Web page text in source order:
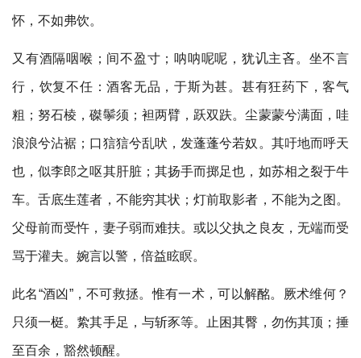
怀，不如弗饮。
又有酒隔咽喉；间不盈寸；呐呐呢呢，犹讥主吝。坐不言
行，饮复不任：酒客无品，于斯为甚。甚有狂药下，客气
粗；努石棱，磔鬡须；袒两臂，跃双趺。尘蒙蒙兮满面，哇
浪浪兮沾裾；口狺狺兮乱吠，发蓬蓬兮若奴。其吁地而呼天
也，似李郎之呕其肝脏；其扬手而掷足也，如苏相之裂于牛
车。舌底生莲者，不能穷其状；灯前取影者，不能为之图。
父母前而受忤，妻子弱而难扶。或以父执之良友，无端而受
骂于灌夫。婉言以警，倍益眩瞑。
此名“酒凶”，不可救拯。惟有一术，可以解酩。厥术维何？
只须一梃。絷其手足，与斩豕等。止困其臀，勿伤其顶；捶
至百余，豁然顿醒。